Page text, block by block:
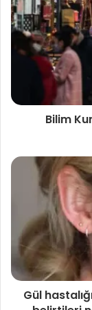
mümkün.
erkeklerin de
açısından
önümüzdeki 2
öneriyi de
İlgili
‘ERKEK
Bilim
Gül